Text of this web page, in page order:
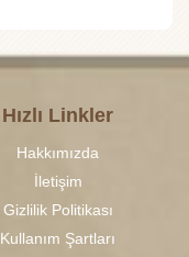
Hızlı Linkler
Hakkımızda
İletişim
Gizlilik Politikası
Kullanım Şartları